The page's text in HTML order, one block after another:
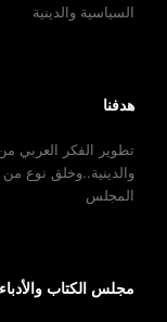
السياسية والدينية
هدفنا
تطوير الفكر العربي
والدينية..وخلق نوع من
المجلس
مجلس الكتاب